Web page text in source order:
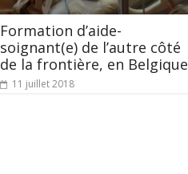
Formation d’aide-
soignant(e) de l’autre côté
de la frontière, en Belgique
11 juillet 2018